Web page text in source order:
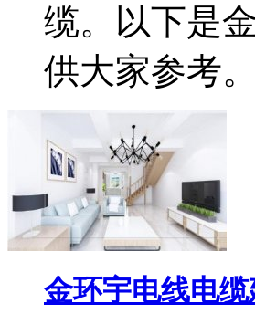
缆。以下是
供大家参考
金环宇电线电